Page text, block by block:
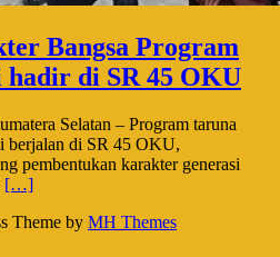
Bangsa Program
di SR 45 OKU
Selatan – Program taruna
berjalan di SR 45 OKU,
pembentukan karakter generasi
[…]
Theme by MH Themes